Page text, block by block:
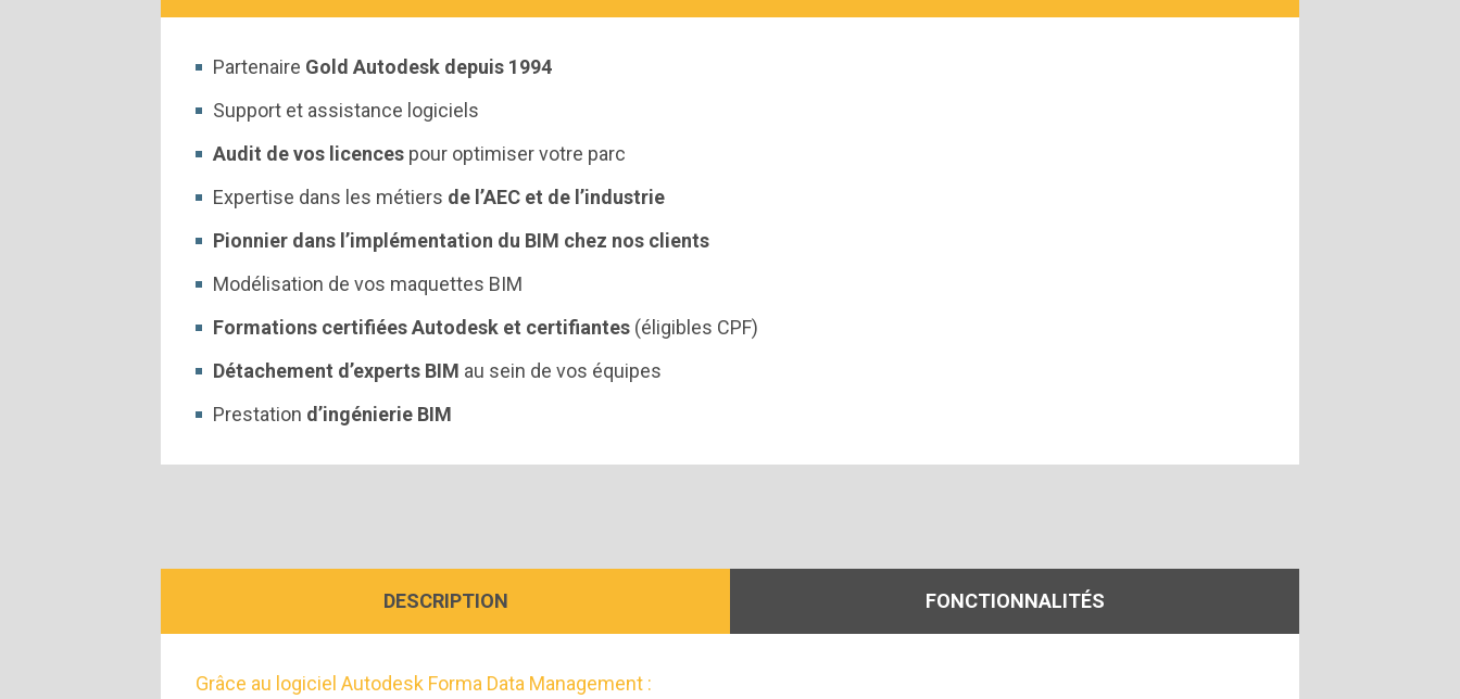
Partenaire Gold Autodesk depuis 1994
Support et assistance logiciels
Audit de vos licences pour optimiser votre parc
Expertise dans les métiers de l’AEC et de l’industrie
Pionnier dans l’implémentation du BIM chez nos clients
Modélisation de vos maquettes BIM
Formations certifiées Autodesk et certifiantes (éligibles CPF)
Détachement d’experts BIM au sein de vos équipes
Prestation d’ingénierie BIM
DESCRIPTION FONCTIONNALITÉS
Grâce au logiciel Autodesk Forma Data Management :